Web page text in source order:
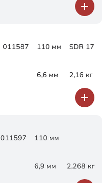
011587 110 мм SDR 17
6,6 мм 2,16 кг
011597 110 мм
6,9 мм 2,268 кг